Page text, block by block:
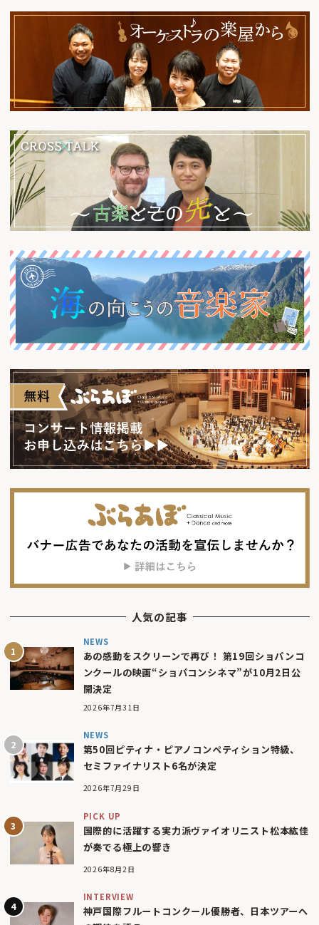
人気の記事
NEWS
あの感動をスクリーンで再び！ 第19回ショパンコ
ンクールの映画“ショパコンシネマ”が10月2日公
開決定
2026年7月31日
NEWS
第50回ピティナ・ピアノコンペティション特級、
セミファイナリスト6名が決定
2026年7月29日
PICK UP
国際的に活躍する実力派ヴァイオリニスト松本紘佳
が奏でる極上の響き
2026年8月2日
INTERVIEW
神戸国際フルートコンクール優勝者、日本ツアーへ